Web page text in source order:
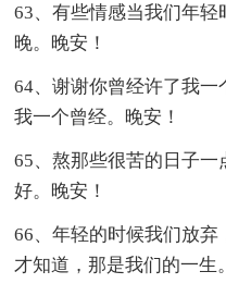
63、有些情感当我们年
晚。晚安！
64、谢谢你曾经许了我
我一个曾经。晚安！
65、熬那些很苦的日子
好。晚安！
66、年轻的时候我们放
才知道，那是我们的一生